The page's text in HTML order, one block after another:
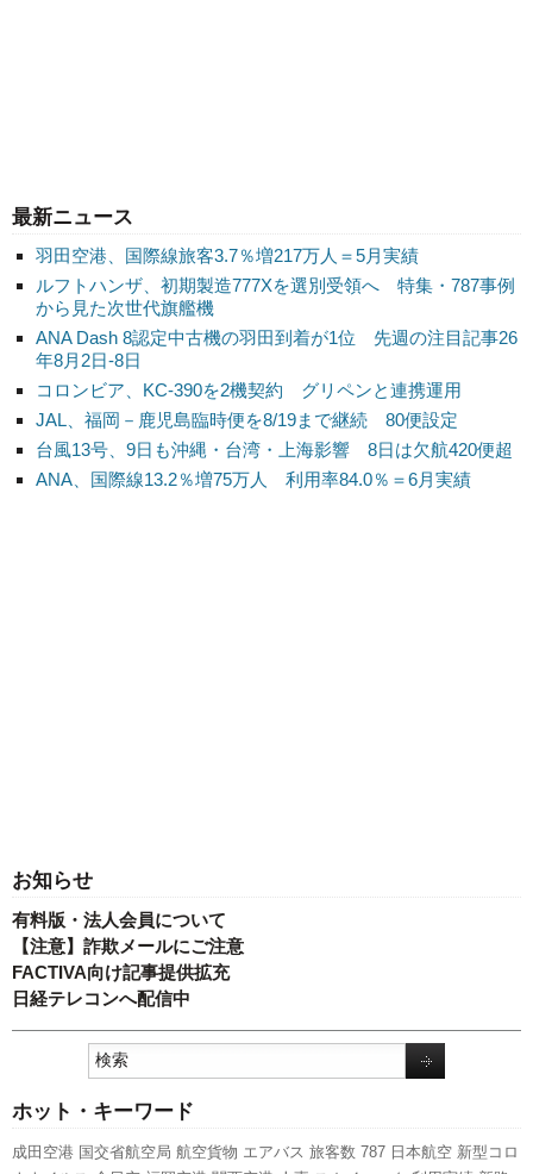
最新ニュース
羽田空港、国際線旅客3.7％増217万人＝5月実績
ルフトハンザ、初期製造777Xを選別受領へ 特集・787事例
から見た次世代旗艦機
ANA Dash 8認定中古機の羽田到着が1位 先週の注目記事26
年8月2日-8日
コロンビア、KC-390を2機契約 グリペンと連携運用
JAL、福岡－鹿児島臨時便を8/19まで継続 80便設定
台風13号、9日も沖縄・台湾・上海影響 8日は欠航420便超
ANA、国際線13.2％増75万人 利用率84.0％＝6月実績
お知らせ
有料版・法人会員について
【注意】詐欺メールにご注意
FACTIVA向け記事提供拡充
日経テレコンへ配信中
ホット・キーワード
成田空港 国交省航空局 航空貨物 エアバス 旅客数 787 日本航空 新型コロ